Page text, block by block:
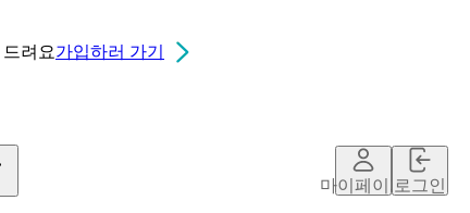
드려요가입하러 가기
마이페이지로그인